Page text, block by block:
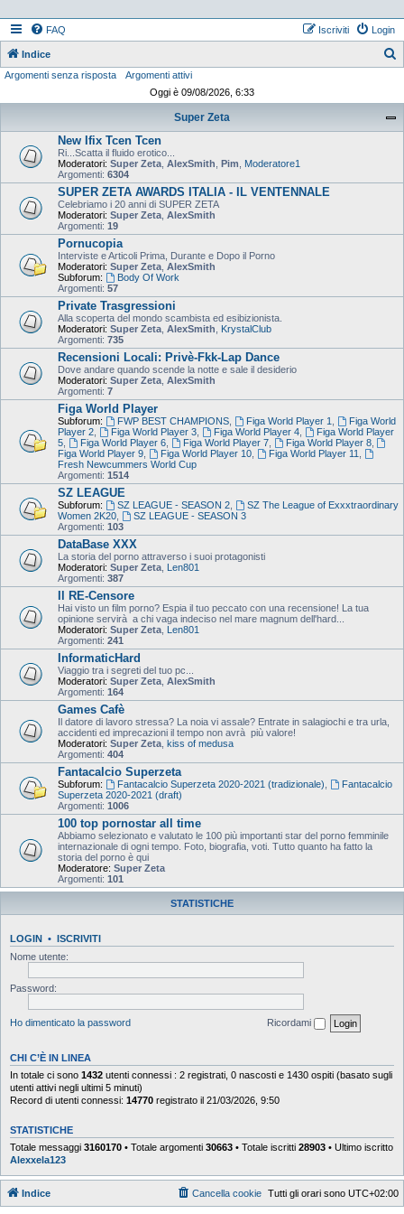
FAQ Login
Iscriviti
Indice
Argomenti senza risposta
Argomenti attivi
Oggi è 09/08/2026, 6:33
Super Zeta
New Ifix Tcen Tcen
Ri...Scatta il fluido erotico...
Moderatori: Super Zeta AlexSmith Pim
Moderatore1
Argomenti: 6304
SUPER ZETA AWARDS ITALIA - IL VENTENNALE
Celebriamo i 20 anni di SUPER ZETA
Moderatori: Super Zeta AlexSmith
Argomenti: 19
Pornucopia
Interviste e Articoli Prima, Durante e Dopo il Porno
Moderatori: Super Zeta AlexSmith
Subforum:
Body Of Work
Argomenti: 57
Private Trasgressioni
Alla scoperta del mondo scambista ed esibizionista.
Moderatori: Super Zeta AlexSmith
KrystalClub
Argomenti: 735
Recensioni Locali: Privè-Fkk-Lap Dance
Dove andare quando scende la notte e sale il desiderio
Moderatori: Super Zeta AlexSmith
Argomenti: 7
Figa World Player
Subforum: FWP BEST CHAMPIONS, Figa World Player 1
Figa World
Player 2
Figa World Player 3, Figa World Player 4,
Figa World Player
5
Figa World Player 6, Figa World Player 7, Figa World Player 8,
Figa World Player 9
Figa World Player 10, Figa World Player 11
Fresh Newcummers World Cup
Argomenti: 1514
SZ LEAGUE
Subforum: SZ LEAGUE - SEASON 2,
SZ The League of Exxxtraordinary
Women 2K20
SZ LEAGUE - SEASON 3
Argomenti: 103
DataBase XXX
La storia del porno attraverso i suoi protagonisti
Moderatori: Super Zeta Len801
Argomenti: 387
Il RE-Censore
Hai visto un film porno? Espia il tuo peccato con una recensione! La tua
opinione servirà a chi vaga indeciso nel mare magnum dell'hard...
Moderatori: Super Zeta Len801
Argomenti: 241
InformaticHard
Viaggio tra i segreti del tuo pc...
Moderatori: Super Zeta AlexSmith
Argomenti: 164
Games Cafè
Il datore di lavoro stressa? La noia vi assale? Entrate in salagiochi e tra urla,
accidenti ed imprecazioni il tempo non avrà più valore!
Moderatori: Super Zeta kiss of medusa
Argomenti: 404
Fantacalcio Superzeta
Subforum: Fantacalcio Superzeta 2020-2021 (tradizionale)
Fantacalcio
Superzeta 2020-2021 (draft)
Argomenti: 1006
100 top pornostar all time
Abbiamo selezionato e valutato le 100 più importanti star del porno femminile
internazionale di ogni tempo. Foto, biografia, voti. Tutto quanto ha fatto la
storia del porno è qui
Moderatore: Super Zeta
Argomenti: 101
STATISTICHE
LOGIN • ISCRIVITI
Nome utente:
Password:
Ho dimenticato la password Ricordami
CHI C’È IN LINEA
In totale ci sono 1432 utenti connessi : 2 registrati, 0 nascosti e 1430 ospiti (basato sugli
utenti attivi negli ultimi 5 minuti)
Record di utenti connessi: 14770 registrato il 21/03/2026, 9:50
STATISTICHE
Totale messaggi 3160170 • Totale argomenti 30663 • Totale iscritti 28903 • Ultimo iscritto
Alexxela123
Indice Tutti gli orari sono UTC+02:00
Cancella cookie